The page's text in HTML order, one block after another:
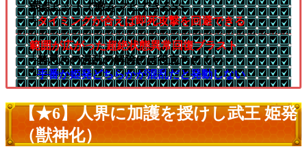
弱点ヒットで敵をマヒできるSS
└タイミングが合えば即死攻撃を回避できる
範囲が広がった超絶状態異常回復ブラスト
└禁忌26の混乱の解除には役立ちにくい
└手番か姫発どちらかが混乱だと発動しない
【★6】人界に加護を授けし武王 姫発
（獣神化）